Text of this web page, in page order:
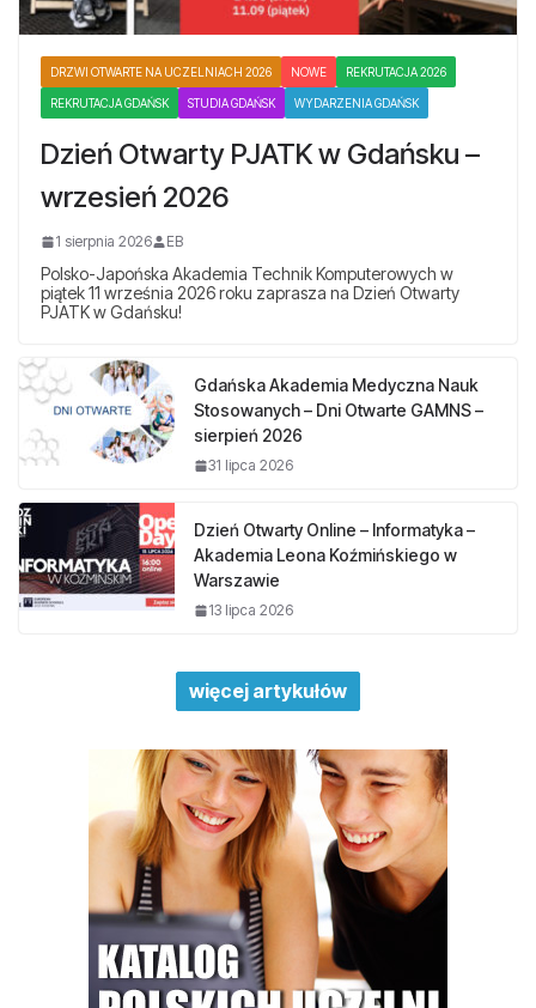
DRZWI OTWARTE NA UCZELNIACH 2026 NOWE REKRUTACJA 2026
REKRUTACJA GDAŃSK STUDIA GDAŃSK WYDARZENIA GDAŃSK
Dzień Otwarty PJATK w Gdańsku –
wrzesień 2026
1 sierpnia 2026 EB
Polsko-Japońska Akademia Technik Komputerowych w
piątek 11 września 2026 roku zaprasza na Dzień Otwarty
PJATK w Gdańsku!
Gdańska Akademia Medyczna Nauk
Stosowanych – Dni Otwarte GAMNS –
sierpień 2026
31 lipca 2026
Dzień Otwarty Online – Informatyka –
Akademia Leona Koźmińskiego w
Warszawie
13 lipca 2026
więcej artykułów